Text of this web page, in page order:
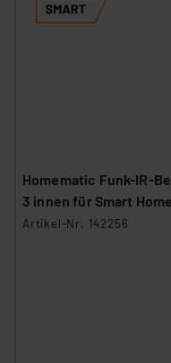
Homematic Funk-IR-
3 innen für Smart
Artikel-Nr. 142256